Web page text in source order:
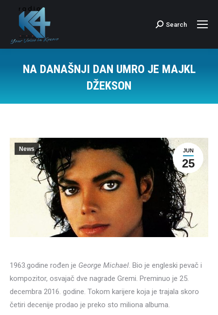
Search:
Search
NA DANAŠNJI DAN UMRO JE MAJKL
DŽEKSON
JUN
25
News
1963.godine rođen je George Michael. Bio je engleski pevač i
kompozitor, osvajač dve nagrade Gremi. Preminuo je 25.
decembra 2016. godine. Tokom karijere koja je trajala skoro
četiri decenije prodao je preko sto miliona albuma.